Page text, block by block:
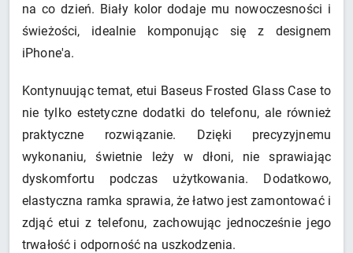
na co dzień. Biały kolor dodaje mu nowoczesności i
świeżości, idealnie komponując się z designem
iPhone'a.
Kontynuując temat, etui Baseus Frosted Glass Case to
nie tylko estetyczne dodatki do telefonu, ale również
praktyczne rozwiązanie. Dzięki precyzyjnemu
wykonaniu, świetnie leży w dłoni, nie sprawiając
dyskomfortu podczas użytkowania. Dodatkowo,
elastyczna ramka sprawia, że łatwo jest zamontować i
zdjąć etui z telefonu, zachowując jednocześnie jego
trwałość i odporność na uszkodzenia.